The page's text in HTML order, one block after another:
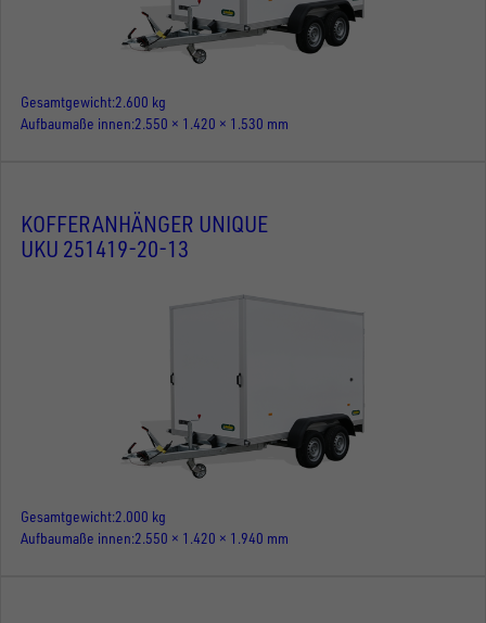
Gesamtgewicht 2.600 kg
Aufbaumaße innen 2.550 × 1.420 × 1.530 mm
KOFFERANHÄNGER UNIQUE
UKU 251419-20-13
Gesamtgewicht 2.000 kg
Aufbaumaße innen 2.550 × 1.420 × 1.940 mm